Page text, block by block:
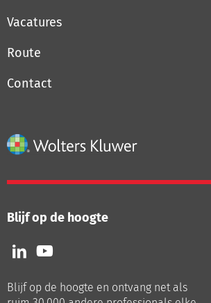
Vacatures
Route
Contact
Blijf op de hoogte
Volg
ons
LinkedIn
Volg
ons
Youtube
Blijf op de hoogte en ontvang net als